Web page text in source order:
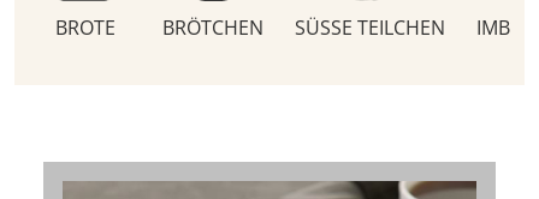
BROTE BRÖTCHEN SÜSSE TEILCHEN